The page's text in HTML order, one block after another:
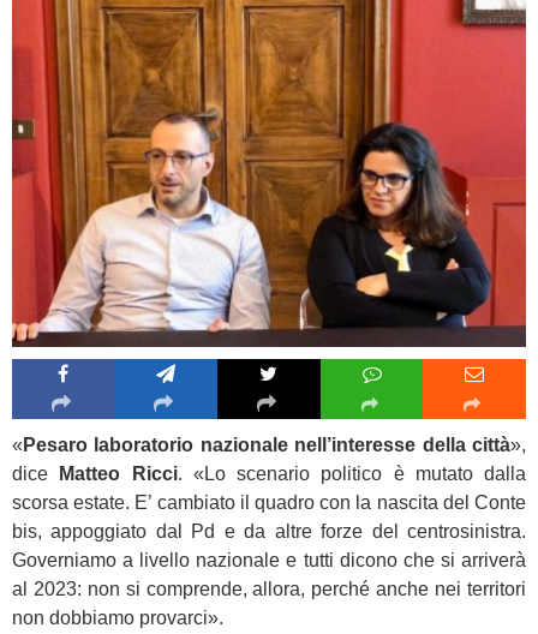
« Pesaro laboratorio nazionale nell’interesse della città»,
dice
Matteo Ricci. «Lo scenario politico è mutato dalla
scorsa estate. E’ cambiato il quadro con la nascita del Conte
bis, appoggiato dal Pd e da altre forze del centrosinistra.
Governiamo a livello nazionale e tutti dicono che si arriverà
al 2023: non si comprende, allora, perché anche nei territori
non dobbiamo provarci».